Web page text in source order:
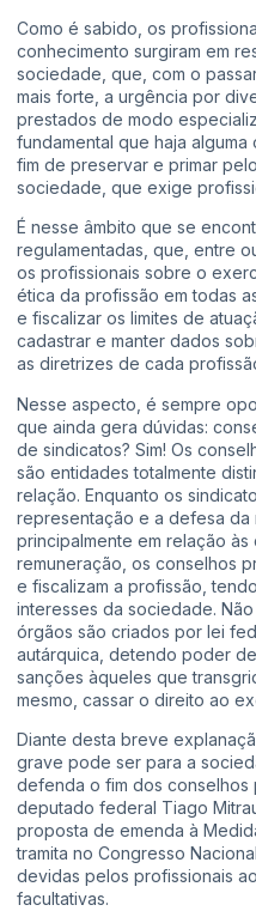
Como é sabido, os
conhecimento surgiram em
sociedade, que, com o
mais forte, a urgência por
prestados de modo
fundamental que haja
fim de preservar e primar
sociedade, que exige
É nesse âmbito que se
regulamentadas, que, entre
os profissionais sobre o
ética da profissão em todas
e fiscalizar os limites de
cadastrar e manter dados
as diretrizes de cada
Nesse aspecto, é sempre
que ainda gera dúvidas:
de sindicatos? Sim! Os
são entidades totalmente
relação. Enquanto os
representação e a defesa da
principalmente em relação
remuneração, os conselhos
e fiscalizam a profissão,
interesses da sociedade.
órgãos são criados por lei
autárquica, detendo poder
sanções àqueles que
mesmo, cassar o direito ao
Diante desta breve
grave pode ser para a
defenda o fim dos conselhos
deputado federal Tiago
proposta de emenda à
tramita no Congresso
devidas pelos profissionais
facultativas.